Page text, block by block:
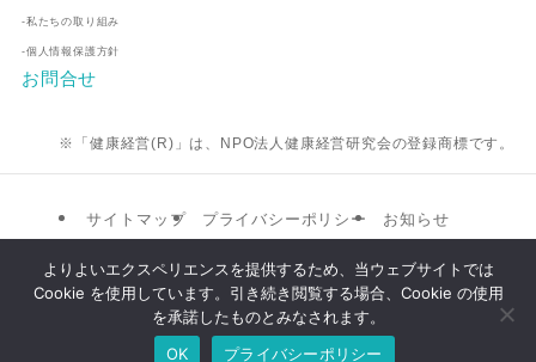
-私たちの取り組み
-個人情報保護方針
お問合せ
※「健康経営(R)」は、NPO法人健康経営研究会の登録商標です。
サイトマップ プライバシーポリシー
お知らせ
©株式会社ビゼル
よりよいエクスペリエンスを提供するため、当ウェブサイトでは
Cookie を使用しています。引き続き閲覧する場合、Cookie の使用
を承諾したものとみなされます。
OK
プライバシーポリシー